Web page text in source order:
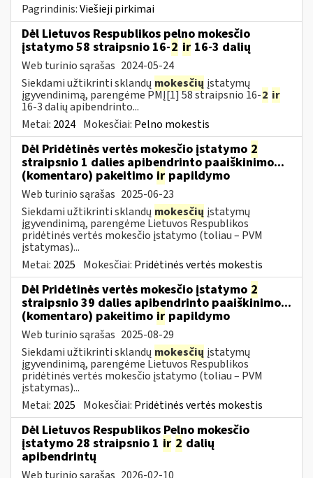
Pagrindinis:Viešieji pirkimai
Dėl Lietuvos Respublikos pelno mokesčio
įstatymo 58 straipsnio 16-2 ir 16-3 dalių
Web turinio sąrašas 2024-05-24
Siekdami užtikrinti sklandų mokesčių įstatymų
įgyvendinimą, parengėme PMĮ[1] 58 straipsnio 16-2 ir
16-3 dalių apibendrinto...
Metai: 2024 Mokesčiai: Pelno mokestis
Dėl Pridėtinės vertės mokesčio įstatymo 2
straipsnio 1 dalies apibendrinto paaiškinimo...
(komentaro) pakeitimo ir papildymo
Web turinio sąrašas 2025-06-23
Siekdami užtikrinti sklandų mokesčių įstatymų
įgyvendinimą, parengėme Lietuvos Respublikos
pridėtinės vertės mokesčio įstatymo (toliau – PVM
įstatymas)...
Metai: 2025 Mokesčiai: Pridėtinės vertės mokestis
Dėl Pridėtinės vertės mokesčio įstatymo 2
straipsnio 39 dalies apibendrinto paaiškinimo...
(komentaro) pakeitimo ir papildymo
Web turinio sąrašas 2025-08-29
Siekdami užtikrinti sklandų mokesčių įstatymų
įgyvendinimą, parengėme Lietuvos Respublikos
pridėtinės vertės mokesčio įstatymo (toliau – PVM
įstatymas)...
Metai: 2025 Mokesčiai: Pridėtinės vertės mokestis
Dėl Lietuvos Respublikos Pelno mokesčio
įstatymo 28 straipsnio 1 ir 2 dalių
apibendrintų
Web turinio sąrašas 2026-02-10